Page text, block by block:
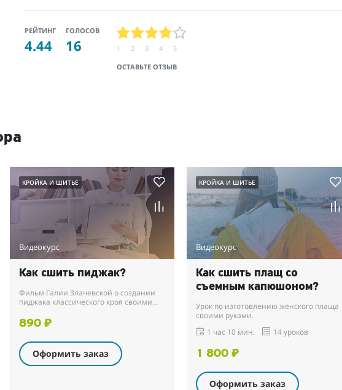
РЕЙТИНГ
4.44
ГОЛОСОВ
16
ОСТАВЬТЕ ОТЗЫВ
1 2 3 4 5
КРОЙКА И ШИТЬЕ
Видеокурс
Как сшить пиджак?
Фильм Галии Злачевской о создании
пиджака классического кроя своими
890 ₽
Оформить заказ
КРОЙКА И ШИТЬЕ
Видеокурс
Как сшить плащ со
съемным капюшоном?
Урок по изготовлению женского плаща
своими руками.
1 час 10 мин.
14 уроков
1 800 ₽
Оформить заказ